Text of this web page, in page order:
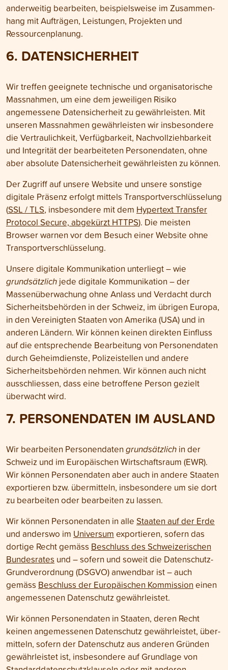
ander­weitig bearbeiten, beispiels­weise im Zusammen­
hang mit Aufträgen, Leistungen, Projekten und
Ressourcen­planung.
6. DATEN­SICHERHEIT
Wir treffen geeignete technische und organisatorische
Mass­nahmen, um eine dem jeweiligen Risiko
angemessene Daten­sicherheit zu gewähr­leisten. Mit
unseren Mass­nahmen gewähr­leisten wir insbesondere
die Ver­traulichkeit, Ver­fügbarkeit, Nach­vollzieh­barkeit
und Integrität der bearbeiteten Personen­daten, ohne
aber absolute Daten­sicherheit gewährleisten zu können.
Der Zugriff auf unsere Website und unsere sonstige
digitale Präsenz erfolgt mittels Transport­verschlüsselung
(SSL / TLS, insbesondere mit dem Hypertext Transfer
Protocol Secure, abgekürzt HTTPS). Die meisten
Browser warnen vor dem Besuch einer Website ohne
Transport­verschlüsselung.
Unsere digitale Kommunikation unterliegt – wie
grundsätzlich jede digitale Kommunikation – der
Massen­überwachung ohne Anlass und Verdacht durch
Sicher­heitsbehörden in der Schweiz, im übrigen Europa,
in den Vereinigten Staaten von Amerika (USA) und in
anderen Ländern. Wir können keinen direkten Einfluss
auf die entsprechende Bearbeitung von Personen­daten
durch Geheim­dienste, Polizei­stellen und andere
Sicherheits­behörden nehmen. Wir können auch nicht
ausschliessen, dass eine betroffene Person gezielt
überwacht wird.
7. PERSONEN­DATEN IM AUSLAND
Wir bearbeiten Personen­daten grundsätzlich in der
Schweiz und im Euro­päischen Wirtschafts­raum (EWR).
Wir können Personen­daten aber auch in andere Staaten
exportieren bzw. übermitteln, insbesondere um sie dort
zu bear­beiten oder bear­beiten zu lassen.
Wir können Personen­daten in alle Staaten auf der Erde
und anderswo im Universum exportieren, sofern das
dortige Recht gemäss Beschluss des Schwei­zerischen
Bundesrates und – sofern und soweit die Daten­schutz-
Grund­verordnung (DSGVO) anwendbar ist – auch
gemäss Beschluss der Euro­päischen Kommission einen
angemessenen Daten­schutz gewährleistet.
Wir können Personen­daten in Staaten, deren Recht
keinen angemessenen Daten­schutz gewähr­leistet, über­
mitteln, sofern der Daten­schutz aus anderen Gründen
gewährleistet ist, insbesondere auf Grund­lage von